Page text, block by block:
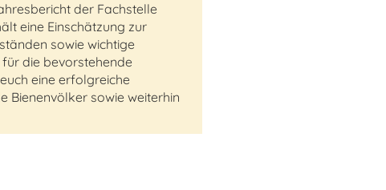
der Fachstelle
eine Einschätzung zur
sowie wichtige
die bevorstehende
eine erfolgreiche
Bienenvölker sowie weiterhin